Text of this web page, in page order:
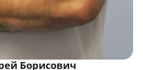
Борисович